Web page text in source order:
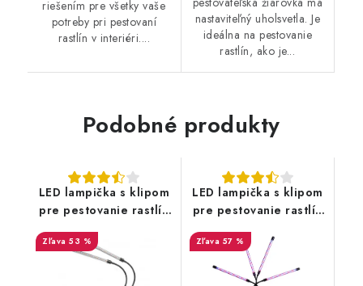
riešením pre všetky vaše
potreby pri pestovaní
rastlín v interiéri....
nastaviteľný uholsvetla. Je
ideálna na pestovanie
rastlín, ako je...
Podobné produkty
LED lampička s klipom
pre pestovanie rastlín
2 hlavy
53 %
LED lampička s klipom
pre pestovanie rastlín
4 hlavy
57 %